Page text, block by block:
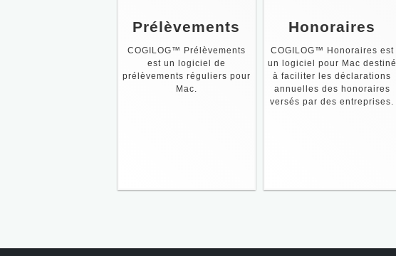
Prélèvements
COGILOG™ Prélèvements
est un logiciel de
prélèvements réguliers pour
Mac.
Honoraires
COGILOG™ Honoraires est
un logiciel pour Mac destiné
à faciliter les déclarations
annuelles des honoraires
versés par des entreprises.